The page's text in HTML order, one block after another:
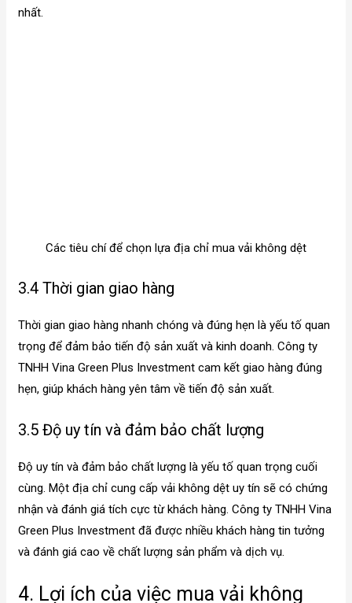
nhất.
Các tiêu chí để chọn lựa địa chỉ mua vải không dệt
3.4 Thời gian giao hàng
Thời gian giao hàng nhanh chóng và đúng hẹn là yếu tố quan
trọng để đảm bảo tiến độ sản xuất và kinh doanh. Công ty
TNHH Vina Green Plus Investment cam kết giao hàng đúng
hẹn, giúp khách hàng yên tâm về tiến độ sản xuất.
3.5 Độ uy tín và đảm bảo chất lượng
Độ uy tín và đảm bảo chất lượng là yếu tố quan trọng cuối
cùng. Một địa chỉ cung cấp vải không dệt uy tín sẽ có chứng
nhận và đánh giá tích cực từ khách hàng. Công ty TNHH Vina
Green Plus Investment đã được nhiều khách hàng tin tưởng
và đánh giá cao về chất lượng sản phẩm và dịch vụ.
4. Lợi ích của việc mua vải không